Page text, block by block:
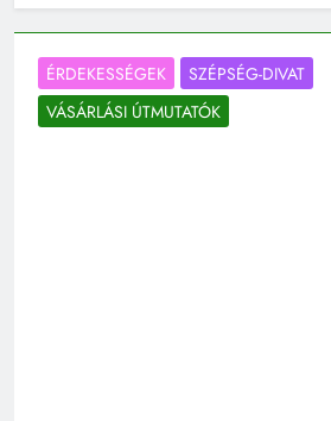
ÉRDEKESSÉGEK
SZÉPSÉG-DIVAT
VÁSÁRLÁSI ÚTMUTATÓK